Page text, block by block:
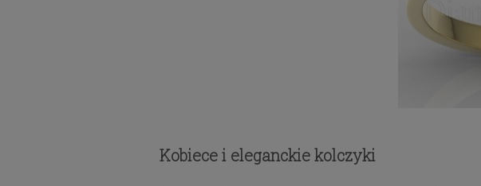
Kobiece i eleganckie kolczyki